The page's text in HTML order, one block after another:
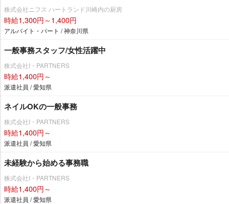
株式会社ニフス ハートランド川崎内の厨房
時給1,300円～1,400円
アルバイト・パート / 神奈川県
一般事務スタッフ/女性活躍中
株式会社I・PARTNERS
時給1,400円～
派遣社員 / 愛知県
ネイルOKの一般事務
株式会社I・PARTNERS
時給1,400円～
派遣社員 / 愛知県
未経験から始める事務職
株式会社I・PARTNERS
時給1,400円～
派遣社員 / 愛知県